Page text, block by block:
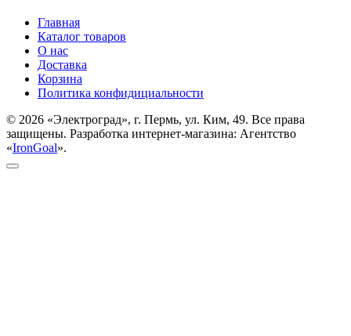
Главная
Каталог товаров
О нас
Доставка
Корзина
Политика конфидициальности
© 2026 «Электроград», г. Пермь, ул. Ким, 49. Все права
защищены. Разработка интернет-магазина: Агентство
«IronGoal».